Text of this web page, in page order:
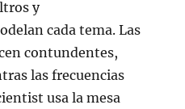
y
cada tema. Las
contundentes,
las frecuencias
usa la mesa